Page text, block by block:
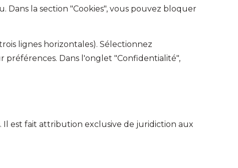
Dans la section "Cookies", vous pouvez bloquer
lignes horizontales). Sélectionnez
préférences. Dans l'onglet "Confidentialité",
Il est fait attribution exclusive de juridiction aux